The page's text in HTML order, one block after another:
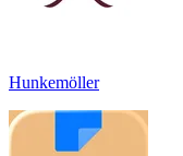
Hunkemöller